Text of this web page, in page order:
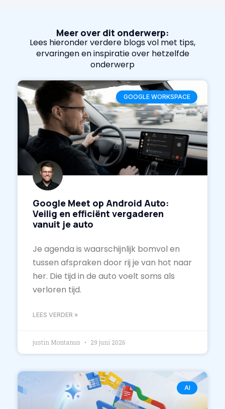
Meer over dit onderwerp:
Lees hieronder verdere blogs vol met tips,
ervaringen en inspiratie over hetzelfde
onderwerp
GOOGLE WORKSPACE
Google Meet op Android Auto:
Veilig en efficiënt vergaderen
vanuit je auto
Je agenda is waarschijnlijk bomvol en
tussen afspraken door rij je van hot naar
her. Die tijd in de auto voelt soms als
verloren tijd.
LEES VERDER »
justin Montanus 29 juni 2026
AI